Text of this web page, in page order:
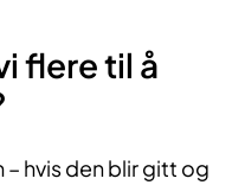
flere til å
hvis den blir gitt og